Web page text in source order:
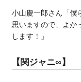
小山慶一郎さん「僕
思いますので、よか
します！」
【関ジャニ∞】